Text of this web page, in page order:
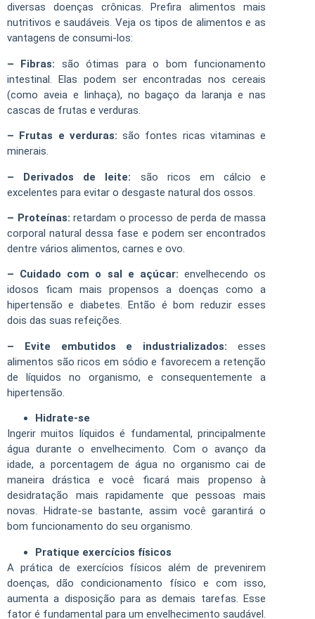
diversas doenças crônicas. Prefira alimentos mais
nutritivos e saudáveis. Veja os tipos de alimentos e as
vantagens de consumi-los:
– Fibras: são ótimas para o bom funcionamento
intestinal. Elas podem ser encontradas nos cereais
(como aveia e linhaça), no bagaço da laranja e nas
cascas de frutas e verduras.
– Frutas e verduras: são fontes ricas vitaminas e
minerais.
– Derivados de leite: são ricos em cálcio e
excelentes para evitar o desgaste natural dos ossos.
– Proteínas: retardam o processo de perda de massa
corporal natural dessa fase e podem ser encontrados
dentre vários alimentos, carnes e ovo.
– Cuidado com o sal e açúcar: envelhecendo os
idosos ficam mais propensos a doenças como a
hipertensão e diabetes. Então é bom reduzir esses
dois das suas refeições.
– Evite embutidos e industrializados: esses
alimentos são ricos em sódio e favorecem a retenção
de líquidos no organismo, e consequentemente a
hipertensão.
Hidrate-se
Ingerir muitos líquidos é fundamental, principalmente
água durante o envelhecimento. Com o avanço da
idade, a porcentagem de água no organismo cai de
maneira drástica e você ficará mais propenso à
desidratação mais rapidamente que pessoas mais
novas. Hidrate-se bastante, assim você garantirá o
bom funcionamento do seu organismo.
Pratique exercícios físicos
A prática de exercícios físicos além de prevenirem
doenças, dão condicionamento físico e com isso,
aumenta a disposição para as demais tarefas. Esse
fator é fundamental para um envelhecimento saudável.